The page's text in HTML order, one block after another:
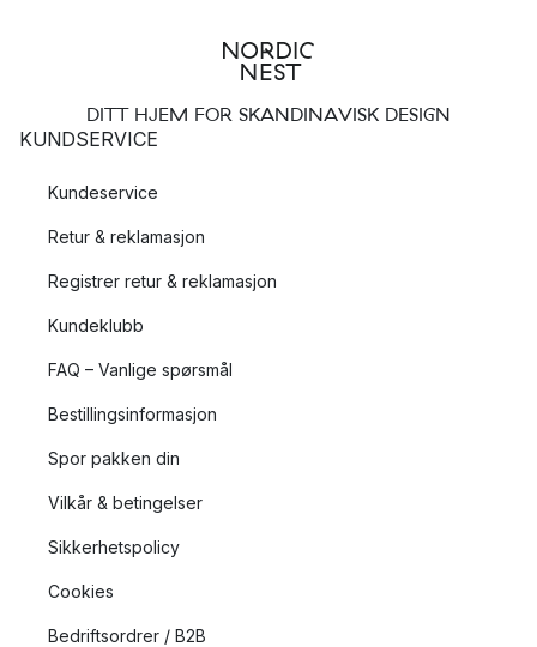
DITT HJEM FOR SKANDINAVISK DESIGN
KUNDSERVICE
Kundeservice
Retur & reklamasjon
Registrer retur & reklamasjon
Kundeklubb
FAQ – Vanlige spørsmål
Bestillingsinformasjon
Spor pakken din
Vilkår & betingelser
Sikkerhetspolicy
Cookies
Bedriftsordrer / B2B